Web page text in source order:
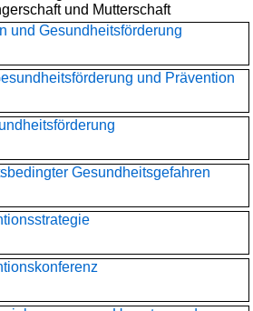
und Mutterschaft
und Gesundheitsförderung
und Prävention
Gesundheitsgefahren